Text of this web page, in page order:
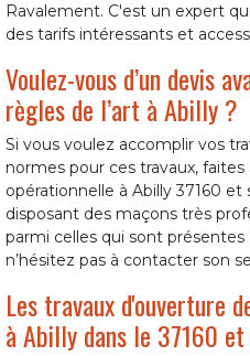
Ravalement. C'est un expert
des tarifs intéressants et
Voulez-vous d’un devis
règles de l’art à Abilly ?
Si vous voulez accomplir vos
normes pour ces travaux,
opérationnelle à Abilly 37160
disposant des maçons très
parmi celles qui sont
n’hésitez pas à contacter son
Les travaux d'ouverture
à Abilly dans le 37160 et